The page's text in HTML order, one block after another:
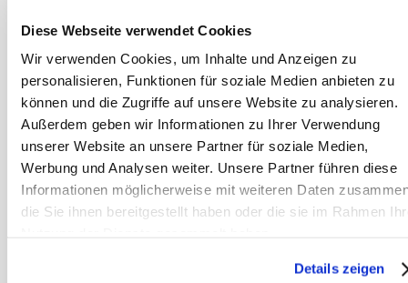
Diese Webseite verwendet Cookies
Wir verwenden Cookies, um Inhalte und Anzeigen zu
personalisieren, Funktionen für soziale Medien anbieten zu
können und die Zugriffe auf unsere Website zu analysieren.
Außerdem geben wir Informationen zu Ihrer Verwendung
unserer Website an unsere Partner für soziale Medien,
Werbung und Analysen weiter. Unsere Partner führen diese
Informationen möglicherweise mit weiteren Daten
die Sie ihnen bereitgestellt haben oder die sie im Rahmen
Details zeigen
und trotzdem abnehmen oder nicht
zunehmen sollen.
Bewegung als Nebeneffekt
Richtig eingesetzt, regen Slowfeeder
auch zu mehr Bewegung an. Wer die
Futterplätze so verteilt, dass Pferde
regelmäßig ein paar Meter gehen
kleinen Trainingseffekt. In Offenställen